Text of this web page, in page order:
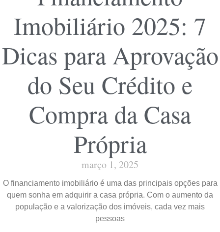
Imobiliário 2025: 7
Dicas para Aprovação
do Seu Crédito e
Compra da Casa
Própria
março 1, 2025
O financiamento imobiliário é uma das principais opções para
quem sonha em adquirir a casa própria. Com o aumento da
população e a valorização dos imóveis, cada vez mais
pessoas